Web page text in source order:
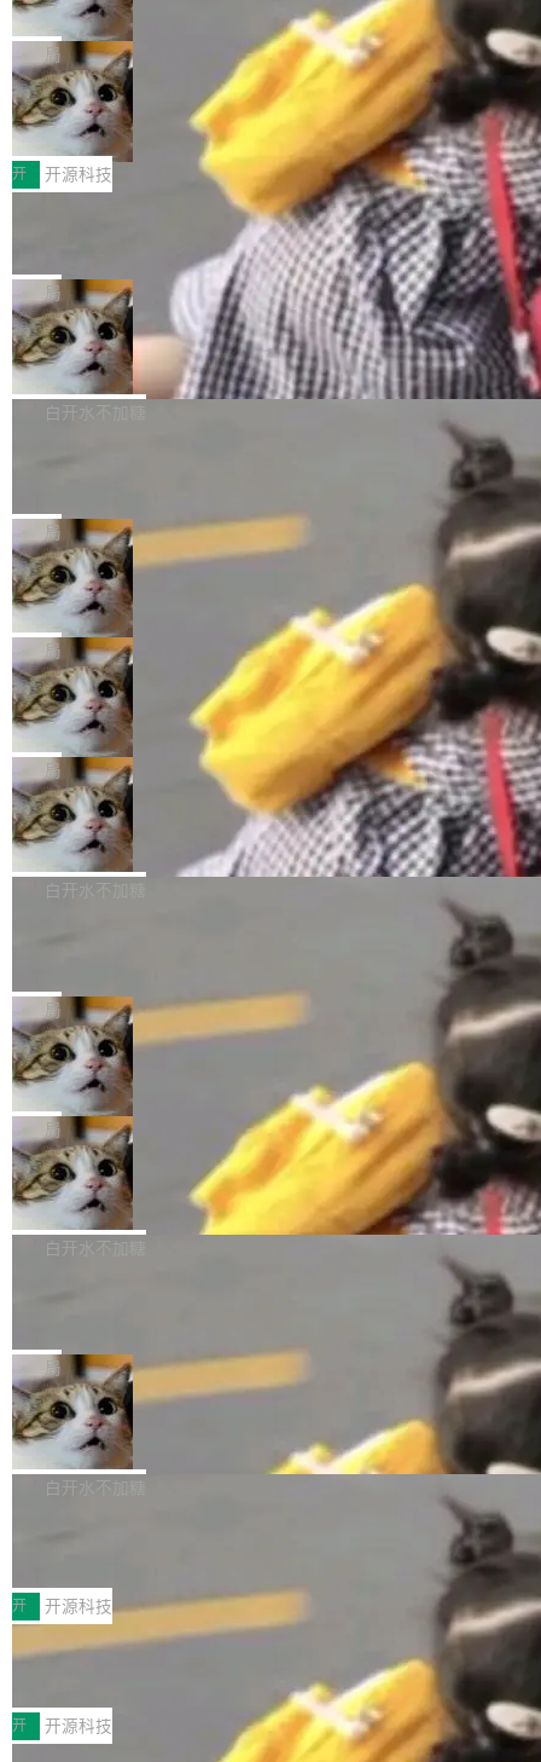
（<a href="https://bugzilla.mozilla.org/show_
bug.cgi?id=204...
orkers 跑了十年 Isolate。用 CEO Matthew Pri
nce 的话说：「我们一生都在用 Isolate 运行代
码，而 AI Agent 不需要容器，它们需要的是 Iso
late。」 容器为什么不合适 容器的问题在于启动
和销毁都太重了。一个 Agent 要执行的任务可能
只需要几毫秒的 CPU 时间，但容器从冷启动到
就绪要花数秒。如果未来有十...
诉讼，称“Apple is getting this wron
g”
上个月，苹果一纸诉状把 OpenAI 告上法庭，指
控其挖角苹果前员工并窃取商业秘密。苹果的诉
状把 OpenAI 描述成一个系统性地从前东家挖
人、套取机密信息的对手。 OpenAI 没发律师
函，也没选择庭外沉默。它在官网贴了一篇博
文，标题只有六个字：Apple is getting this wro
ng。 然后，它把邮件往来和 iMessage 聊天记
录全贴了出来。 他发错人了 苹果外部律师 Gabr
iel Gross 来自 Weil 律所，2 月 23 日下午 5:53
给 OpenAI 总法律顾问 Che Chang 发了封邮
件，附了一封长信，要求 OpenAI 配合调查前苹
果员工带走机密信...
局
HUAWEI MatePad Edge上架WorkBu
ddy鸿蒙PC版，说话就能干活的AI办公
搭子
全能AI工作台WorkBuddy鸿蒙PC版上架HUAWE
I MatePad Edge应用市场，直接下载即可使
用，与鸿蒙电脑上的体验一致。值得一提的是，
这是目前市面上唯一支持平板接入WorkBuddy P
C版的产品，搭载“人机双写”重磅功能——你写
你的，AI写AI的，同屏协作互不干扰。一句话让
AI帮你干活，现在开启全新体验！ 温馨提示：
体验WorkBuddy鸿蒙PC版前，请将 HUAWEI M
atePad Edge 升级至 HarmonyOS 6.1.0.135S
P9 patch03及以上版本。 *升级路径：设置 > 搜
开 开源科技
FFmpeg 9.0 发布：代号“Lei”，以此纪
全球知名开源多媒体框架 FFmpeg 今天正式发
布了 9.0 版本。这个版本除了带来新一代音视频
处理能力和硬件加速支持之外，还有一个特殊之
处：FFmpeg 9.0 的代号是“Lei”。 这个名字，
来自中国开发者雷霄骅（Lei Xiaohua）。 对于
很多中国音视频开发者而言，这个名字并不陌
“启蒙老师”。 而今年，恰好是雷霄骅离世十周
年。FFmpeg 社区最终选择用一个大版本的名
字，留下了这份纪念。 雷霄骅曾是中国传媒大学
数字电视技术方向的博士生，长期从事视频、音
频技...
局
亚马逊成本失控：AI 写代码烧掉 1215
万元，超预算 860%
外媒近日曝光了亚马逊的多份内部报告显示，AI
导致公司在多个项目上超支。《金融时报》报道
编写程序，目标是完成电商平台作者信息与商品
列表的数据匹配 —— 一项常规的数据处理任
务，最终却产生了 180 万美元的账单，实际支出
超出原定预算 860%。 更令人意外的是，该项目
最终并未成功落地，而高额算力消耗持续运行长
达 5 个月，公司直到财务对账时才察觉异常。这
意味着一个无人看管的 AI 程序，在近半年时间
里日夜不停地"烧钱"。 复盘显示，...
白开水不加糖
e CEO Clément Delangue 在 CNBC 的采访里
没有拐弯抹角。他说中国正在赢得 AI 竞赛，而
且按目前的速度，中国 AI 工具预计在今年底或
2027 年就能追上美国前沿实验室的水平。 Dela
ngue 把原因归结为一件事：开放协作。中国的
AI 开发者在一个共享和协作的生态里加速迭代，
而美国模型厂商在"闭门造车"。他的原话是 "buil
ding in silos"——各自为战，互不通气。 这个判
断从他嘴里说出来分量不同。Hugging Face 是
全球最大的开源 AI 平台，上面跑着上百万个模
型。谁在开源赛道上领先，...
局
当 AI agent 把源码变成了最好的扩展系
统，开发者工具必须开源
五年前，David Crawshaw 问过很多软件工程师
一个问题：你写过什么给自己用的程序？答案几
乎都是没有。工程师们整天用别人写的程序写程
序给别人用。偶尔有人自己写个博客系统、智能
家居控制、家庭实验室，都算稀奇事。 Crawsh
aw 是 Shelley 的作者，一个开源 AI coding age
nt。他最近在博客上写了一篇文章，核心论点很
简单：开发者工具必须开源。 理由不是传统的自
由软件情怀，而是一个跟 AI agent 直接相关的
技术判断。 两行 prompt 就能个性化任何软件 C
局
DeepSeek Harness 宣布内测邀请，全
网最大规模开源 Agent 路演现场诞生
一条内测招募帖，发出去的时候大概没人想到它
会变成一场开源 Agent 生态的路演。 8月1日，
DeepSeek Harness 团队负责人崔添翼（tiany
i）在 X 上发帖： 「如果你是 Agent Harness 相
关开源项目的开发者，希望参加 DeepSeek Har
ness 的内测，可以回复或私信联系我。请附上
Harness 负责把能力落到真实环境中——调用工
具、读写文件、管理上下文、处理错误、完成闭
环。崔添翼招人的标...
局
商汤 SenseNova U1.5-Lite-Preview
开源
商汤科技宣布面向社区开源轻量级统一多模态模
型的预览版本 SenseNova U1.5-Lite-Preview。
理解、推理、生成与编辑，还仅以 8B-MoT 的轻
量大小，将能力推进到4K、更精细的真实质感、
更复杂的视觉控制和可持续迭代编辑。 相比 U
1，U1.5-Lite-Preview 在以下方向上带来了显著
提升： 原生支持4K图像生成； 更精细的局部纹
理、细节与真实世界质感； 更准确的中英文文字
生成与复杂版式组织； 更稳定的图...
白开水不加糖
nap。这次是 hwctl——一个用来检查 Ubuntu
硬件认证状态的命令行工具。 Canonical 工程师
Alan Griffiths 在邮件列表中说得很直白：「hwc
tl 是一个 Ubuntu 专有的包，它和它的依赖项都
是 Ubuntu 专有的，不会用在其他发行版上。」
所以 deb 版本的受众实际上为零。既然只有 Ub
untu 用户在用，那用 snap 打包就没什么可纠结
的。 从 deb 到 snap 的迁移路径 hwctl 是 rust-
hwlib 硬件 API 库的一部分，命令行工具负责查
局
Dario Amodei 担心新人来 Anthropic
只为金钱，不为使命
顶级 AI 研究员在两家公司之间来回跳，中间只
隔了几天。 Lilian Weng 上周刚宣布因健康原因
离开 Thinking Machines Lab，说自己作为联合
创始人的角色「太累了」。几天后，The Inform
ation 就曝出她将重回 OpenAI，负责递归自我
改进方向的研究。她是 Thinking Machines 过
一在人才争夺战中失血的公司。六月，Google
连失两员大将：Noam Shazeer 去了 Op...
局
FFmpeg 9.0 发布
FFmpeg 9.0 现已发布，包含多项改进。官方更
新日志列出的 9.0 版本主要更新内容如下： 扩
er HE-AAC 960 解码 (DAB+) transpose_cuda
filter 添加 AMF Frame Rate Converter (vf_frc
_amf) filter SMPTE 2094-50 元数据支持和直
通 ProRes RAW VideoToolbox 硬件加速器 AP
V ...
白开水不加糖
Code 在 X 上发帖：「DeepSeek Flash did 8T
tokens on August 1st. 5T of free usage + 3T
on OpenCode Go.」79.8 万次浏览，连带着 #
DeepSeek一天消耗了8万亿# 上了微博热搜——
注意这是 OpenCode 一家的消耗。 OpenCode
不完。」5T 来自免费额度，3T 来自 Go...
局
NetBSD 11.0 正式发布
NetBSD 11.0 现已正式发布，这是 NetBSD 操
作系统的第十八个主要版本。 自 NetBSD 10.1
ve JH71XX 的设备，例如 VisionFive 2、PINE
64 STAR64，以及 QEMU。 增强了对 POSIX.1
-2024 和 C23 编程接口标准的兼容性。 compat
_linux(8) 增强了对 Linux 系统调用的支持，包
括 epoll（围绕 kqueue 实现）、POSIX 消息队
列、...
白开水不加糖
案
享会在上海举办。鸿蒙生态的全场景智慧营销平
台鲸鸿动能协同华为游戏中心，面向游戏行业开
发者及生态伙伴，系统呈现了平台在游戏领域的
完整能力版图——从IAP高价值用户的全周期经
营、到IAA游戏的“买变一体”正循环、再到联运与
广告协同的全链路经营闭环，以及面向全球市场
开 开源科技
技嘉X3D系列再添新成员 B850 AORU
面向AMD Ryzen X3D处理器玩家，技嘉X3D系
列主板阵容迎来新成员——B850 AORUS ELITE
X3D。作为面向主流高性能平台打造的全新主板
开 开源科技